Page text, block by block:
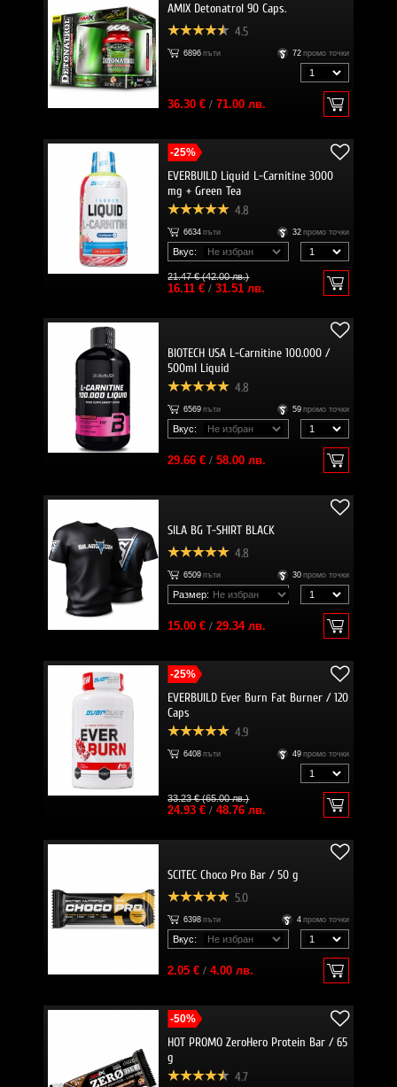
AMIX Detonatrol 90 Caps.
4.5
6896 пъти 72 промо точки
36.30 €/ 71.00 лв.
-25%
EVERBUILD Liquid L-Carnitine 3000
mg + Green Tea
4.8
6634 пъти 32 промо точки
Вкус:
21.47 € (42.00 лв.)
16.11 €/ 31.51 лв.
BIOTECH USA L-Carnitine 100.000 /
500ml Liquid
4.8
6569 пъти 59 промо точки
Вкус:
29.66 €/ 58.00 лв.
SILA BG T-SHIRT BLACK
4.8
6509 пъти 30 промо точки
Размер:
15.00 €/ 29.34 лв.
-25%
EVERBUILD Ever Burn Fat Burner / 120
Caps
4.9
6408 пъти 49 промо точки
33.23 € (65.00 лв.)
24.93 €/ 48.76 лв.
SCITEC Choco Pro Bar / 50 g
5.0
6398 пъти 4 промо точки
Вкус:
2.05 €/ 4.00 лв.
-50%
HOT PROMO ZeroHero Protein Bar / 65
g
4.7